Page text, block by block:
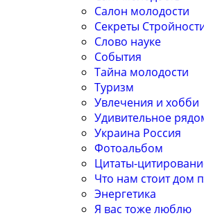
Салон молодости
Секреты
Слово науке
События
Тайна молодости
Туризм
Увлечения и хобби
Удивительное
Украина Россия
Фотоальбом
Цитаты-
Что нам стоит дом
Энергетика
Я вас тоже люблю